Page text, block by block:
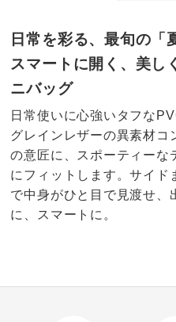
日常を彩る、最旬の「
スマートに開く、美し
ニバッグ
日常使いに心強いタフな
グレインレザーの異素材コ
の意匠に、スポーティーな
にフィットします。サイド
で中身がひと目で見渡せ、
に、スマートに。